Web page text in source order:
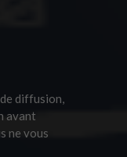
diffusion,
avant
ne vous